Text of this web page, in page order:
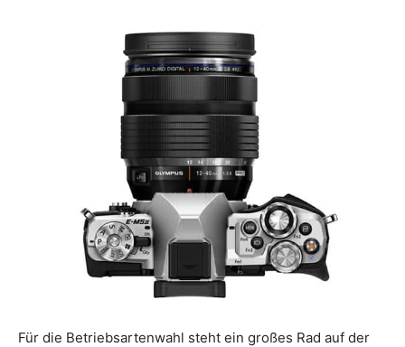
Für die Betriebsartenwahl steht ein großes Rad auf der